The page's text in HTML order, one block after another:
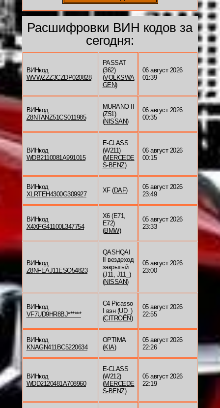
Расшифровки ВИН кодов за
сегодня:
ВИНкод
WVWZZZ3CZDP020828
PASSAT
(362)
(VOLKSWA
GEN)
06 август 2026
01:39
ВИНкод
Z8NTANZ51CS011985
MURANO II
(Z51)
(NISSAN)
06 август 2026
00:35
ВИНкод
WDB2110081A991015
E-CLASS
(W211)
(MERCEDE
S-BENZ)
06 август 2026
00:15
ВИНкод
XLRTEH4300G309927
XF (DAF)
05 август 2026
23:49
ВИНкод
X4XFG41100L347754
X6 (E71,
E72)
(BMW)
05 август 2026
23:33
ВИНкод
Z8NFEAJ11ESO54823
QASHQAI
II вездеход
закрытый
(J11, J11_)
(NISSAN)
05 август 2026
23:00
ВИНкод
VF7UD9HR8BJ******
C4 Picasso
I вэн (UD_)
(CITROËN)
05 август 2026
22:55
ВИНкод
KNAGN411BC5220634
OPTIMA
(KIA)
05 август 2026
22:26
ВИНкод
WDD2120481A708960
E-CLASS
(W212)
(MERCEDE
S-BENZ)
05 август 2026
22:19